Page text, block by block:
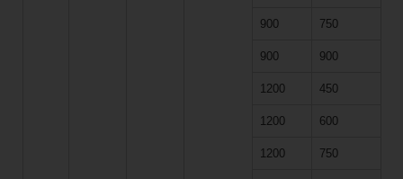
900 750
900 900
1200 450
1200 600
1200 750